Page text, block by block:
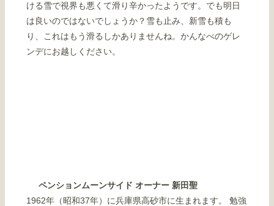
ける雪で視界も悪くて滑り辛かったようです。でも明日
は良いのではないでしょうか？雪も止み、新雪も積も
り、これはもう滑るしかありませんね。かんなべのゲレ
ンデにお越しください。
ペンションムーンサイド オーナー 新田聖
1962年（昭和37年）に兵庫県高砂市に生まれます。 勉強